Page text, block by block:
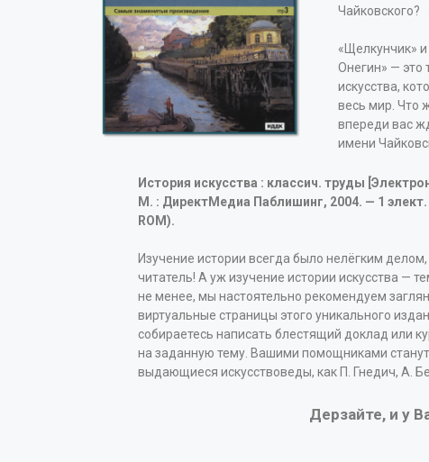
Чайковского?
«Щелкунчик»
Онегин» — это
искусства,
весь мир. Что
впереди вас
имени
История искусства : классич. труды
М. : ДиректМедиа Паблишинг, 2004. — 1 элект.
ROM).
Изучение истории всегда было нелёгким
читатель! А уж изучение истории искусства —
не менее, мы настоятельно рекомендуем
виртуальные страницы этого уникального
собираетесь написать блестящий доклад или
на заданную тему. Вашими помощниками
выдающиеся искусствоведы, как П. Гнедич, А.
Дерзайте, и у